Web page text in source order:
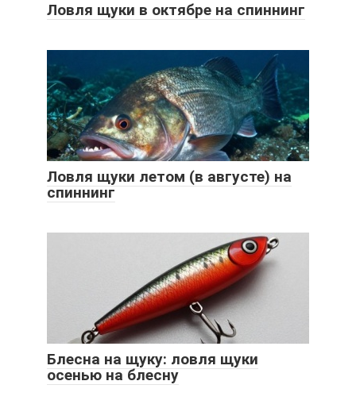
Ловля щуки в октябре на спиннинг
Ловля щуки летом (в августе) на
спиннинг
Блесна на щуку: ловля щуки
осенью на блесну